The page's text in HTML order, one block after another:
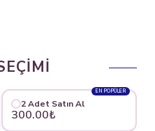
EN POPÜLER
2 Adet Satın Al
300.00₺